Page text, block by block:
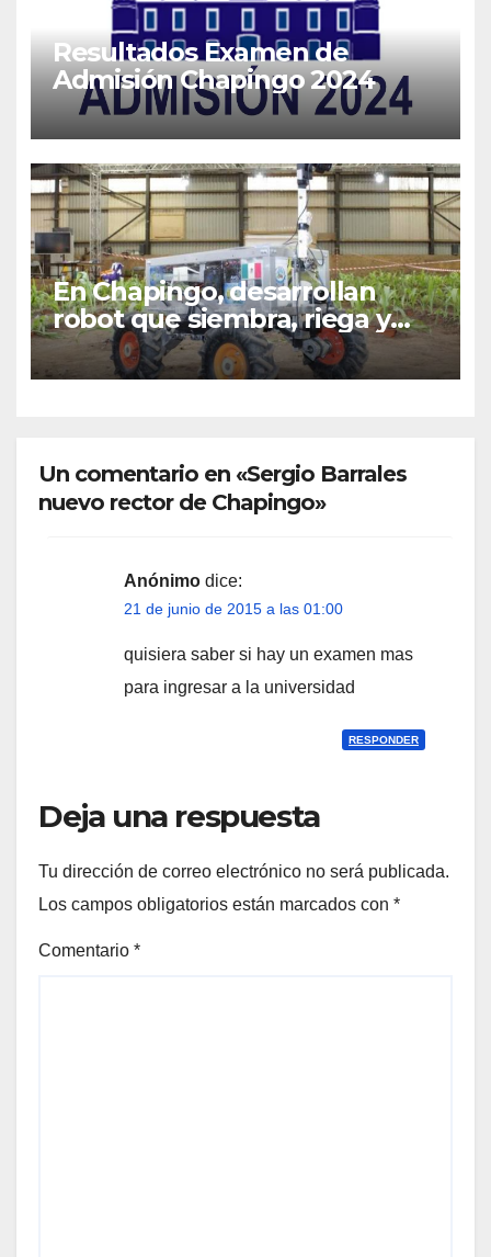
Resultados Examen de
Admisión Chapingo 2024
En Chapingo, desarrollan
robot que siembra, riega y
aplica fertilizantes
Un comentario en «Sergio Barrales
nuevo rector de Chapingo»
Anónimo dice:
21 de junio de 2015 a las 01:00
quisiera saber si hay un examen mas
para ingresar a la universidad
RESPONDER
Deja una respuesta
Tu dirección de correo electrónico no será publicada.
Los campos obligatorios están marcados con *
Comentario *